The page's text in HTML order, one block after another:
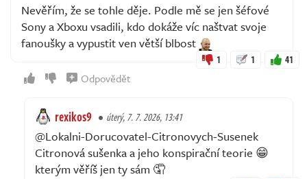
Nevěřím, že se tohle děje. Podle mě se jen šéfové
Sony a Xboxu vsadili, kdo dokáže víc naštvat svoje
fanoušky a vypustit ven větší blbost
1 1 41
Odpovědět
rexikos9 úterý, 7. 7. 2026, 13:41
@Lokalni-Dorucovatel-Citronovych-Susenek
Citronová sušenka a jeho konspirační teorie 😁
kterým věříš jen ty sám 🤦